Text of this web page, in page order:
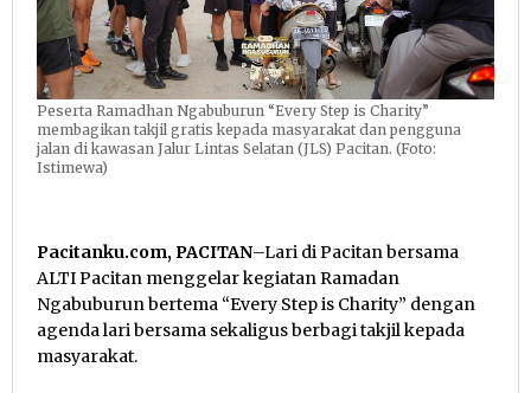
Peserta Ramadhan Ngabuburun “Every Step is Charity”
membagikan takjil gratis kepada masyarakat dan pengguna
jalan di kawasan Jalur Lintas Selatan (JLS) Pacitan. (Foto:
Istimewa)
Pacitanku.com, PACITAN–Lari di Pacitan bersama
ALTI Pacitan menggelar kegiatan Ramadan
Ngabuburun bertema “Every Step is Charity” dengan
agenda lari bersama sekaligus berbagi takjil kepada
masyarakat.